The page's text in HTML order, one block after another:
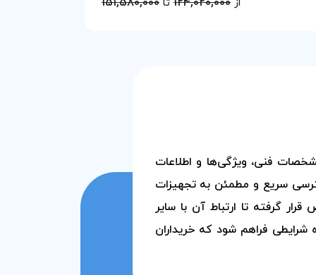
از تا
فنی، ویژگی‌ها و اطلاعات
سریع و مطمئن به تجهیزات
گرفته تا ارتباط آن با سایر
فراهم شود که خریداران